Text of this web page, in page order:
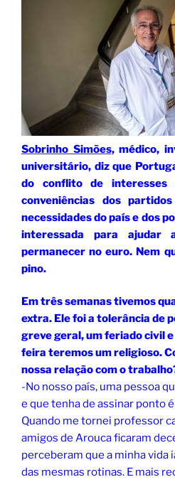
Sobrinho Simões, médico,
universitário, diz que
do conflito de
conveniências dos
necessidades do país e dos
interessada para
permanecer no euro. Nem
pino.
Em três semanas tivemos
extra. Ele foi a tolerância de
greve geral, um feriado civil
feira teremos um religioso.
nossa relação com o
-No nosso país, uma pessoa
e que tenha de assinar ponto
Quando me tornei professor
amigos de Arouca ficaram
perceberam que a minha vida
das mesmas rotinas. E mais